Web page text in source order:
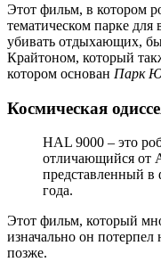
Этот фильм, в котором
тематическом парке для
убивать отдыхающих,
Крайтоном, который
котором основан Парк
Космическая
HAL 9000 – это
отличающийся от
представленный
года.
Этот фильм, который
изначально он потерпел
позже.